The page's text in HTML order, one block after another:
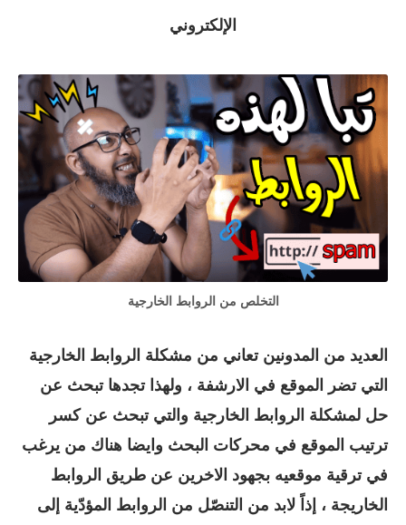
الإلكتروني
التخلص من الروابط الخارجية
العديد من المدونين تعاني من مشكلة الروابط الخارجية
التي تضر الموقع في الارشفة ، ولهذا تجدها تبحث عن
حل لمشكلة الروابط الخارجية والتي تبحث عن كسر
ترتيب الموقع في محركات البحث وايضا هناك من يرغب
في ترقية موقعيه بجهود الاخرين عن طريق الروابط
الخاريجة ، إذاً لابد من التنصّل من الروابط المؤدّية إلى